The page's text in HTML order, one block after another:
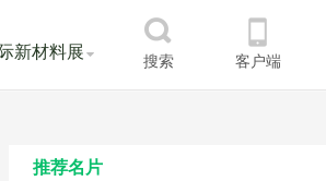
新材料展 搜索 客户端
推荐名片